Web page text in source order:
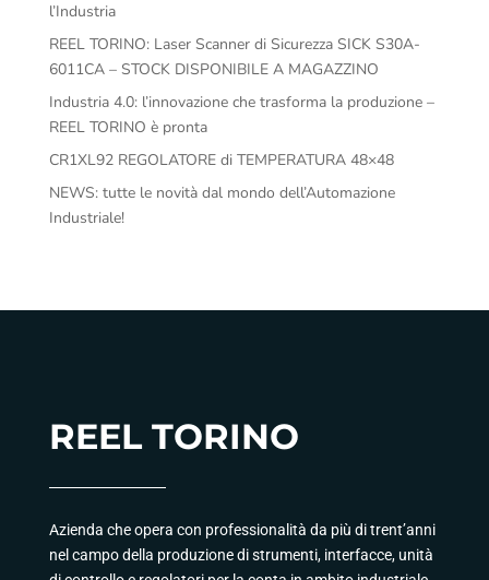
l’Industria
REEL TORINO: Laser Scanner di Sicurezza SICK S30A-
6011CA – STOCK DISPONIBILE A MAGAZZINO
Industria 4.0: l’innovazione che trasforma la produzione –
REEL TORINO è pronta
CR1XL92 REGOLATORE di TEMPERATURA 48×48
NEWS: tutte le novità dal mondo dell’Automazione
Industriale!
REEL TORINO
Azienda che opera con professionalità da più di trent’anni
nel campo della produzione di strumenti, interfacce, unità